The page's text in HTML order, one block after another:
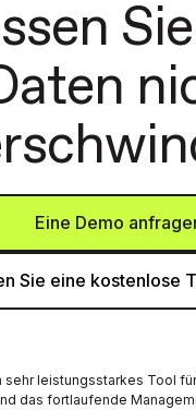
Eine Demo
Sie eine kostenlose
sehr leistungsstarkes Tool
das fortlaufende